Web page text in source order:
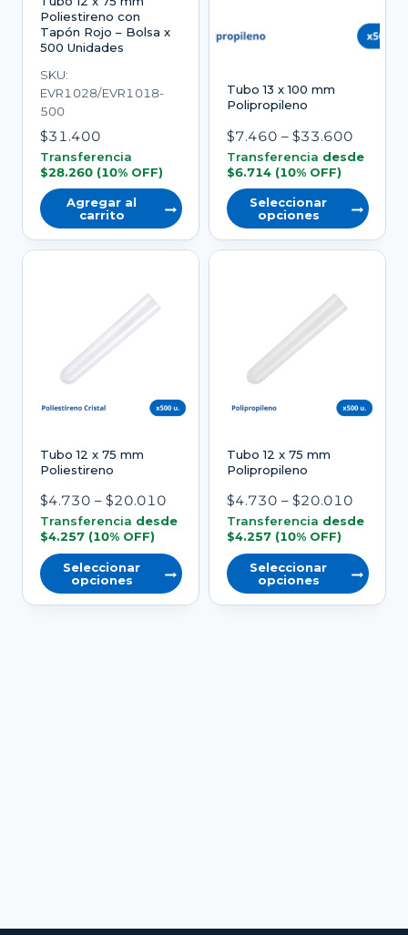
en
página
del
producto
Poliestireno con
Tapón Rojo – Bolsa x
500 Unidades
SKU:
EVR1028/EVR1018-
500
$31.400
Transferencia
$28.260 (10% OFF)
Agregar al
carrito
Tubo 13 x 100 mm
Polipropileno
$7.460 – $33.600Rango
de
desde
$7.460
hasta
Transferencia desde
$6.714 (10% OFF)
Seleccionar
opciones
Este
variantes.
opciones
se
elegir
la
página
del
producto
Tubo 12 x 75 mm
Poliestireno
$4.730 – $20.010Rango
de
desde
$4.730
hasta
Transferencia desde
$4.257 (10% OFF)
Seleccionar
opciones
Este
del
Tubo 12 x 75 mm
Polipropileno
$4.730 – $20.010Rango
de
desde
$4.730
hasta
Transferencia desde
$4.257 (10% OFF)
Seleccionar
opciones
Este
del